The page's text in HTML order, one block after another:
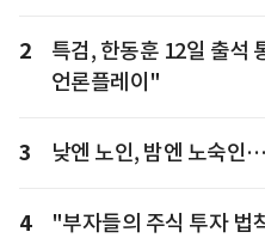
2
특검, 한동훈 12일 출석
언론플레이"
3 낮엔 노인, 밤엔 노숙인
4
"부자들의 주식 투자 법